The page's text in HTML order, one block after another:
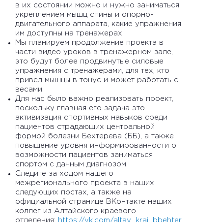
в их состоянии можно и нужно заниматься
укреплением мышц спины и опорно-
двигательного аппарата, какие упражнения
им доступны на тренажерах.
Мы планируем продолжение проекта в
части видео уроков в тренажерном зале,
это будут более продвинутые силовые
упражнения с тренажерами, для тех, кто
привел мышцы в тонус и может работать с
весами.
Для нас было важно реализовать проект,
поскольку главная его задача это
активизация спортивных навыков среди
пациентов страдающих центральной
формой болезни Бехтерева (ББ), а также
повышение уровня информированности о
возможности пациентов заниматься
спортом с данным диагнозом.
Следите за ходом нашего
межрегионального проекта в наших
следующих постах, а также на
официальной странице ВКонтакте наших
коллег из Алтайского краевого
отделения:
https://vk.com/altay_krai_bbehter